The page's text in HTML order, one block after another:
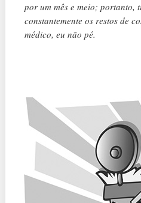
por um mês e meio; portanto,
constantemente os restos de
médico, eu não pé.